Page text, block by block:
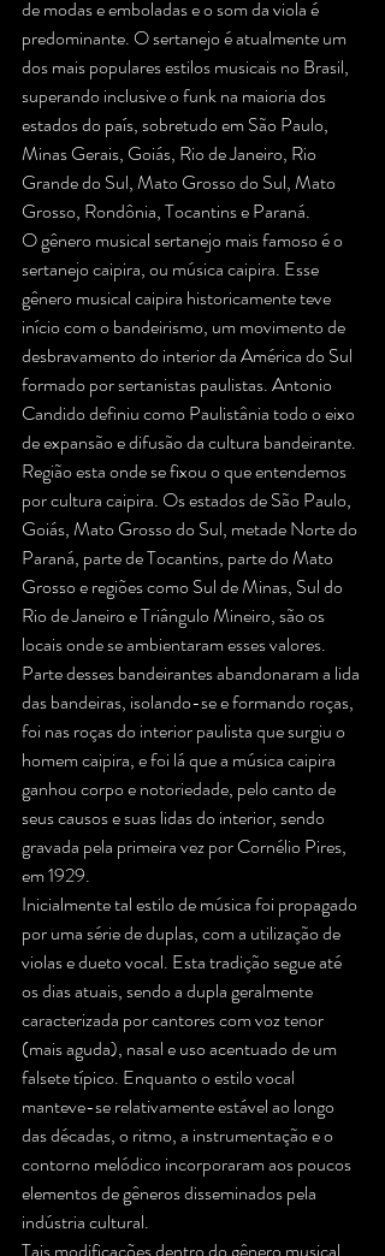
de modas e emboladas e o som da viola é
predominante. O sertanejo é atualmente um
dos mais populares estilos musicais no Brasil,
superando inclusive o funk na maioria dos
estados do país, sobretudo em São Paulo,
Minas Gerais, Goiás, Rio de Janeiro, Rio
Grande do Sul, Mato Grosso do Sul, Mato
Grosso, Rondônia, Tocantins e Paraná.
O gênero musical sertanejo mais famoso é o
sertanejo caipira, ou música caipira. Esse
gênero musical caipira historicamente teve
início com o bandeirismo, um movimento de
desbravamento do interior da América do Sul
formado por sertanistas paulistas. Antonio
Candido definiu como Paulistânia todo o eixo
de expansão e difusão da cultura bandeirante.
Região esta onde se fixou o que entendemos
por cultura caipira. Os estados de São Paulo,
Goiás, Mato Grosso do Sul, metade Norte do
Paraná, parte de Tocantins, parte do Mato
Grosso e regiões como Sul de Minas, Sul do
Rio de Janeiro e Triângulo Mineiro, são os
locais onde se ambientaram esses valores.
Parte desses bandeirantes abandonaram a lida
das bandeiras, isolando-se e formando roças,
foi nas roças do interior paulista que surgiu o
homem caipira, e foi lá que a música caipira
ganhou corpo e notoriedade, pelo canto de
seus causos e suas lidas do interior, sendo
gravada pela primeira vez por Cornélio Pires,
em 1929.
Inicialmente tal estilo de música foi propagado
por uma série de duplas, com a utilização de
violas e dueto vocal. Esta tradição segue até
os dias atuais, sendo a dupla geralmente
caracterizada por cantores com voz tenor
(mais aguda), nasal e uso acentuado de um
falsete típico. Enquanto o estilo vocal
manteve-se relativamente estável ao longo
das décadas, o ritmo, a instrumentação e o
contorno melódico incorporaram aos poucos
elementos de gêneros disseminados pela
indústria cultural.